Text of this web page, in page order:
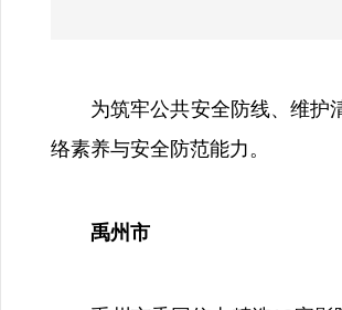
为筑牢公共安全防线、维护清
络素养与安全防范能力。
禹州市